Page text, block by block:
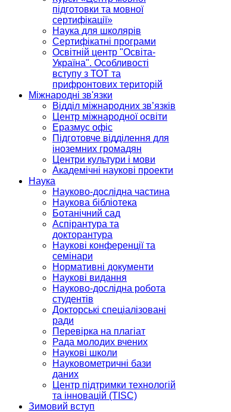
підготовки та мовної
сертифікації»
Наука для школярів
Сертифікатні програми
Освітній центр "Освіта-
Україна". Особливості
вступу з ТОТ та
прифронтових територій
Міжнародні зв'язки
Відділ міжнародних зв’язків
Центр міжнародної освіти
Еразмус офіс
Підготовче відділення для
іноземних громадян
Центри культури і мови
Академічні наукові проекти
Наука
Науково-дослідна частина
Наукова бібліотека
Ботанічний сад
Аспірантура та
докторантура
Наукові конференції та
семінари
Нормативні документи
Наукові видання
Науково-дослідна робота
студентів
Докторські спеціалізовані
ради
Перевірка на плагіат
Рада молодих вчених
Наукові школи
Науковометричні бази
даних
Центр підтримки технологій
та інновацій (TISC)
Зимовий вступ